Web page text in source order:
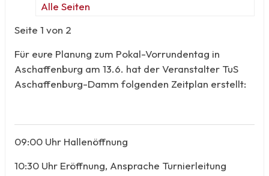
Alle Seiten
Seite 1 von 2
Für eure Planung zum Pokal-Vorrundentag in
Aschaffenburg am 13.6. hat der Veranstalter TuS
Aschaffenburg-Damm folgenden Zeitplan erstellt:
09:00 Uhr Hallenöffnung
10:30 Uhr Eröffnung, Ansprache Turnierleitung